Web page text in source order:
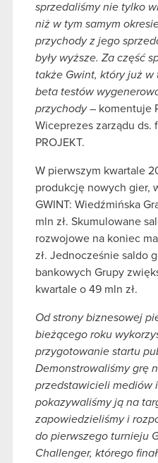
sprzedaliśmy nie tylko
niż w tym samym
przychody z jego
były wyższe. Za część
także Gwint, który już
beta testów
przychody– komentuje
Wiceprezes zarządu ds.
PROJEKT.
W pierwszym kwartale
produkcję nowych gier,
GWINT: Wiedźmińska
mln zł. Skumulowane
rozwojowe na koniec
zł. Jednocześnie saldo
bankowych Grupy
kwartale o 49 mln zł.
Od strony biznesowej
bieżącego roku
przygotowanie startu
Demonstrowaliśmy grę
przedstawicieli mediów
pokazywaliśmy ją na
zapowiedzieliśmy i
do pierwszego turnieju
Challenger, którego